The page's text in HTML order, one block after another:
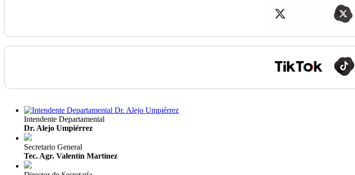
Intendente Departamental
Dr. Alejo Umpiérrez
Secretario General
Tec. Agr. Valentín Martínez